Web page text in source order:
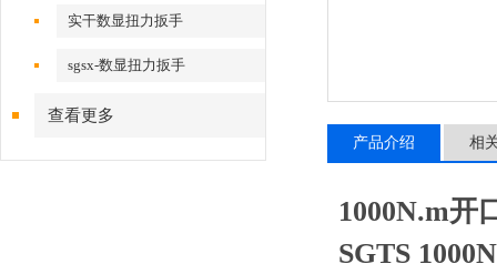
实干数显扭力扳手
sgsx-数显扭力扳手
查看更多
产品介绍 相
1000N.m开
SGTS